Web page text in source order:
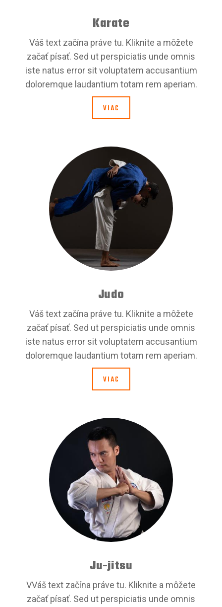
Karate
Váš text začína práve tu. Kliknite a môžete
začať písať. Sed ut perspiciatis unde omnis
iste natus error sit voluptatem accusantium
doloremque laudantium totam rem aperiam.
VIAC
Judo
Váš text začína práve tu. Kliknite a môžete
začať písať. Sed ut perspiciatis unde omnis
iste natus error sit voluptatem accusantium
doloremque laudantium totam rem aperiam.
VIAC
Ju-jitsu
VVáš text začína práve tu. Kliknite a môžete
začať písať. Sed ut perspiciatis unde omnis